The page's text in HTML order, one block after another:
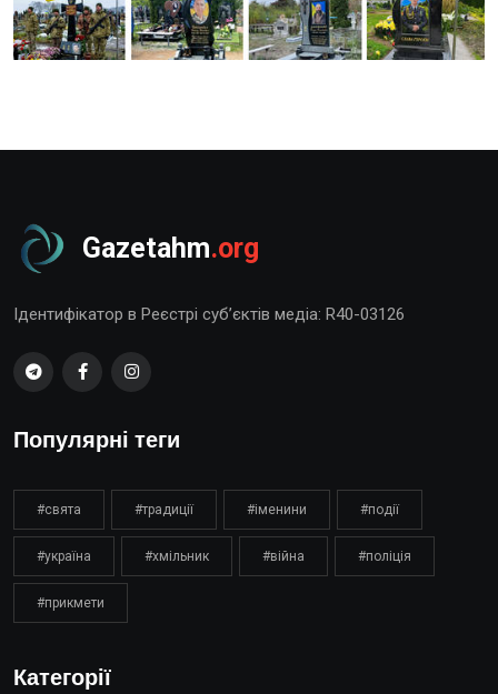
Gazetahm.org
Ідентифікатор в Реєстрі суб’єктів медіа: R40-03126
Популярні теги
#свята #традиції #іменини #події
#україна #хмільник #війна #поліція
#прикмети
Категорії